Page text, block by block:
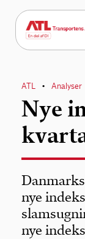
ATL • Analyser
Nye
nye
nye